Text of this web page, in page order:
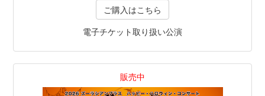
ご購入はこちら
電子チケット取り扱い公演
販売中